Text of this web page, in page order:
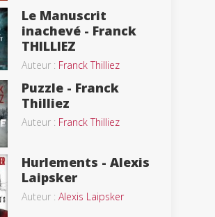
Le Manuscrit
inachevé - Franck
THILLIEZ
Auteur : Franck Thilliez
Puzzle - Franck
Thilliez
Auteur : Franck Thilliez
Hurlements - Alexis
Laipsker
Auteur : Alexis Laipsker